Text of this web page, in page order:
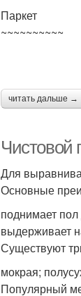
Паркет
~~~~~~~~~~
читать дальше →
Чистовой
Для
Основные
поднимает пол
выдерживает
Существуют
мокрая;
Популярный